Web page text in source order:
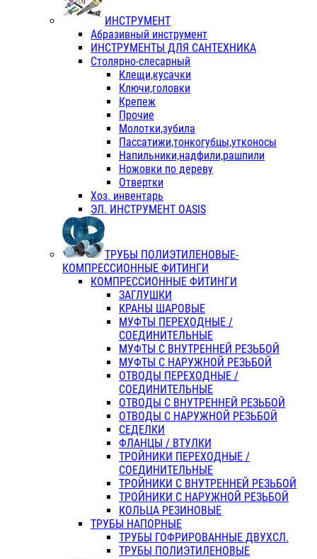
ИНСТРУМЕНТ
Абразивный инструмент
ИНСТРУМЕНТЫ ДЛЯ САНТЕХНИКА
Столярно-слесарный
Клещи,кусачки
Ключи,головки
Крепеж
Прочие
Молотки,зубила
Пассатижи,тонкогубцы,утконосы
Напильники,надфили,рашпили
Ножовки по дереву
Отвертки
Хоз. инвентарь
ЭЛ. ИНСТРУМЕНТ OASIS
ТРУБЫ ПОЛИЭТИЛЕНОВЫЕ-
КОМПРЕССИОННЫЕ ФИТИНГИ
КОМПРЕССИОННЫЕ ФИТИНГИ
ЗАГЛУШКИ
КРАНЫ ШАРОВЫЕ
МУФТЫ ПЕРЕХОДНЫЕ /
СОЕДИНИТЕЛЬНЫЕ
МУФТЫ С ВНУТРЕННЕЙ РЕЗЬБОЙ
МУФТЫ С НАРУЖНОЙ РЕЗЬБОЙ
ОТВОДЫ ПЕРЕХОДНЫЕ /
СОЕДИНИТЕЛЬНЫЕ
ОТВОДЫ С ВНУТРЕННЕЙ РЕЗЬБОЙ
ОТВОДЫ С НАРУЖНОЙ РЕЗЬБОЙ
СЕДЕЛКИ
ФЛАНЦЫ / ВТУЛКИ
ТРОЙНИКИ ПЕРЕХОДНЫЕ /
СОЕДИНИТЕЛЬНЫЕ
ТРОЙНИКИ С ВНУТРЕННЕЙ РЕЗЬБОЙ
ТРОЙНИКИ С НАРУЖНОЙ РЕЗЬБОЙ
КОЛЬЦА РЕЗИНОВЫЕ
ТРУБЫ НАПОРНЫЕ
ТРУБЫ ГОФРИРОВАННЫЕ ДВУХСЛ.
ТРУБЫ ПОЛИЭТИЛЕНОВЫЕ